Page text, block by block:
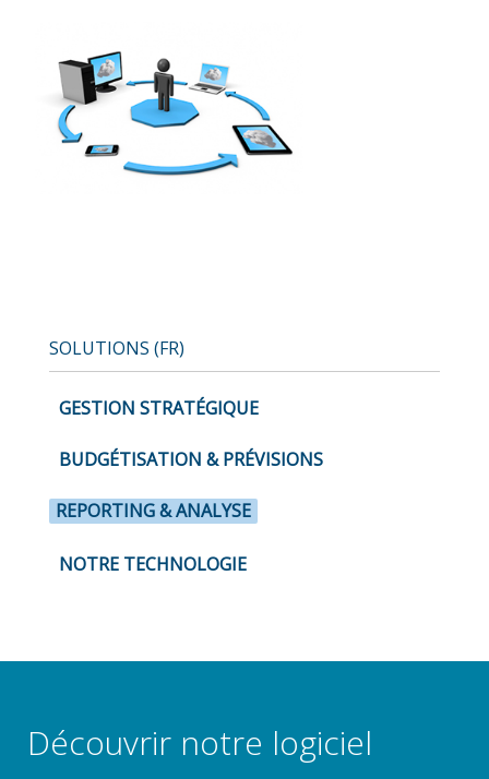
SOLUTIONS (FR)
GESTION STRATÉGIQUE
BUDGÉTISATION & PRÉVISIONS
REPORTING & ANALYSE
NOTRE TECHNOLOGIE
Découvrir notre logiciel